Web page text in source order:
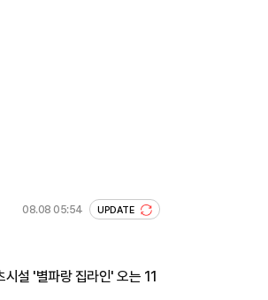
08.08 05:54 UPDATE
시설 '별파랑 집라인' 오는 11